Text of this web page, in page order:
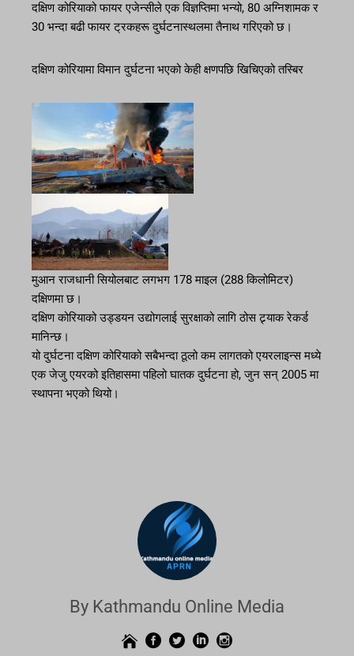
दक्षिण कोरियाको फायर एजेन्सीले एक विज्ञप्तिमा भन्यो, 80 अग्निशामक र
30 भन्दा बढी फायर ट्रकहरू दुर्घटनास्थलमा तैनाथ गरिएको छ।
दक्षिण कोरियामा विमान दुर्घटना भएको केही क्षणपछि खिचिएको तस्बिर
मुआन राजधानी सियोलबाट लगभग 178 माइल (288 किलोमिटर)
दक्षिणमा छ।
दक्षिण कोरियाको उड्डयन उद्योगलाई सुरक्षाको लागि ठोस ट्र्याक रेकर्ड
मानिन्छ।
यो दुर्घटना दक्षिण कोरियाको सबैभन्दा ठूलो कम लागतको एयरलाइन्स मध्ये
एक जेजु एयरको इतिहासमा पहिलो घातक दुर्घटना हो, जुन सन् 2005 मा
स्थापना भएको थियो।
By Kathmandu Online Media